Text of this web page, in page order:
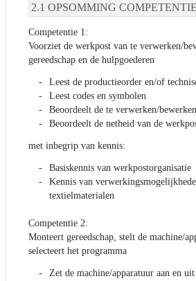
OPSOMMING
Competentie 1:
Voorziet de werkpost van te verwerken/
gereedschap en de hulpgoederen
Leest de productieorder en/of
Leest codes en symbolen
Beoordeelt de te verwerken/
Beoordeelt de netheid van de
met inbegrip van kennis:
Basiskennis van werkpostorganisatie
Kennis van
textielmaterialen
Competentie 2:
Monteert gereedschap, stelt de machine/
selecteert het programma
Zet de machine/apparatuur aan en uit